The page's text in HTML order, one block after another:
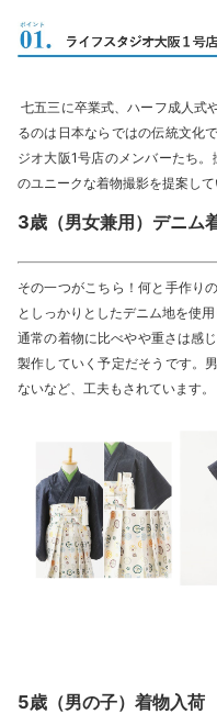
七五三に卒業式、ハーフ成人式
るのは日本ならではの伝統文化
ジオ大阪1号店のメンバーたち
のユニークな着物撮影を提案して
3歳（男女兼用）デニム
その一つがこちら！何と手作り
としっかりとしたデニム地を使用
通常の着物に比べやや重さは感
製作していく予定だそうです。
ないなど、工夫もされています。
5歳（男の子）着物入荷